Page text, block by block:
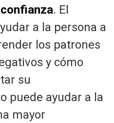
. El
a la persona a
los patrones
y cómo
su
puede ayudar a la
mayor